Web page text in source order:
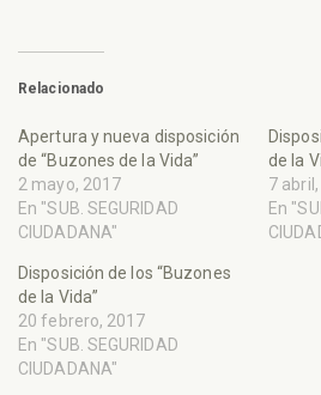
Relacionado
Apertura y nueva disposición
de “Buzones de la Vida”
2 mayo, 2017
En "SUB. SEGURIDAD
CIUDADANA"
de la
7
En
Disposición de los “Buzones
de la Vida”
20 febrero, 2017
En "SUB. SEGURIDAD
CIUDADANA"